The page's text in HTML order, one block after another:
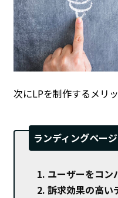
次にLPを制作するメリ
ランディングペー
ユーザーをコン
訴求効果の高い